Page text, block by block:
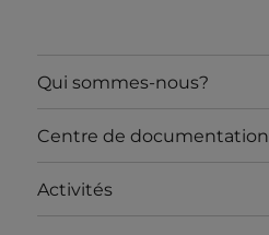
Qui sommes-nous?
Centre de documentation
Activités